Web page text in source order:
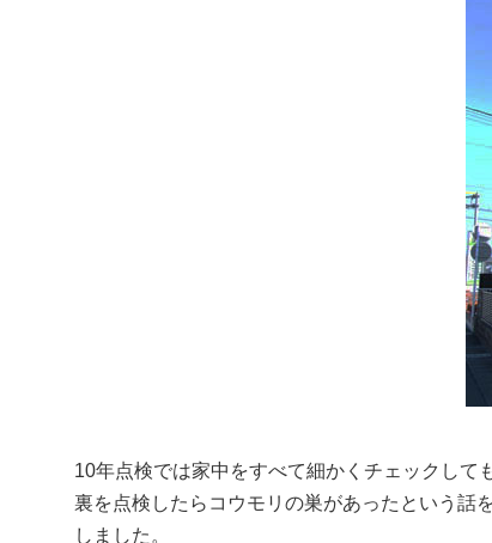
10年点検では家中をすべて細かくチェックし
裏を点検したらコウモリの巣があったという話
しました。